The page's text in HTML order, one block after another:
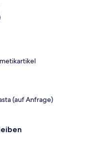
(auf Anfrage)